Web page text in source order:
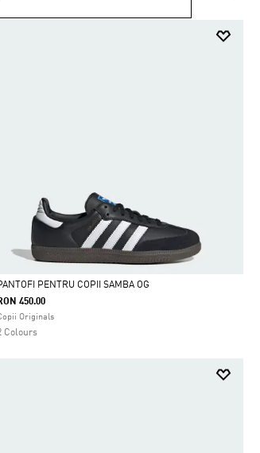
PENTRU COPII SAMBA OG
450.00
Originals
Colours